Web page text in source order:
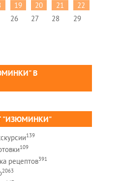
19 20 21
22
26 27 28
29
В
"ИЗЮМИНКИ"
139
109
рецептов391
2063